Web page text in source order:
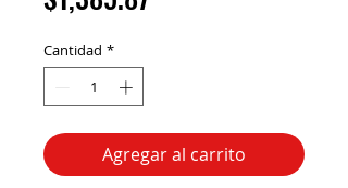
Cantidad *
Agregar al carrito